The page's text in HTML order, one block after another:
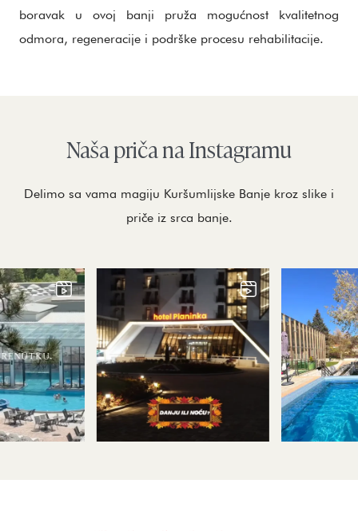
boravak u ovoj banji pruža mogućnost kvalitetnog
odmora, regeneracije i podrške procesu rehabilitacije.
Naša priča na Instagramu
Delimo sa vama magiju Kuršumlijske Banje kroz slike i
priče iz srca banje.